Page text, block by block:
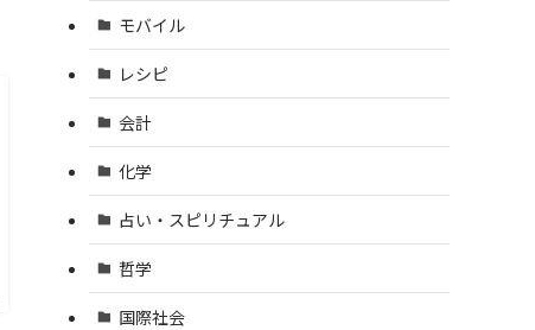
モバイル
レシピ
会計
化学
占い・スピリチュアル
哲学
国際社会